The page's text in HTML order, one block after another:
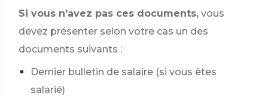
Si vous n'avez pas ces documents, vous
devez présenter selon votre cas un des
documents suivants :
Dernier bulletin de salaire (si vous êtes
salarié)